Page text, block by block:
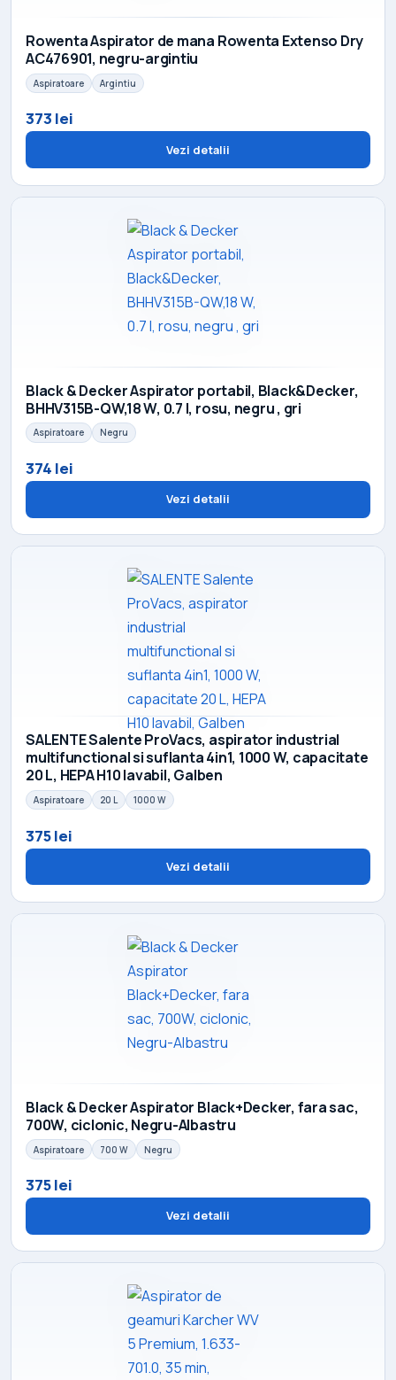
Rowenta Aspirator de mana Rowenta Extenso Dry
AC476901, negru-argintiu
Aspiratoare Argintiu
373 lei
Vezi detalii
Black & Decker Aspirator portabil, Black&Decker,
BHHV315B-QW,18 W, 0.7 l, rosu, negru , gri
Aspiratoare Negru
374 lei
Vezi detalii
SALENTE Salente ProVacs, aspirator industrial
multifunctional si suflanta 4in1, 1000 W, capacitate
20 L, HEPA H10 lavabil, Galben
Aspiratoare 20 L 1000 W
375 lei
Vezi detalii
Black & Decker Aspirator Black+Decker, fara sac,
700W, ciclonic, Negru-Albastru
Aspiratoare 700 W Negru
375 lei
Vezi detalii